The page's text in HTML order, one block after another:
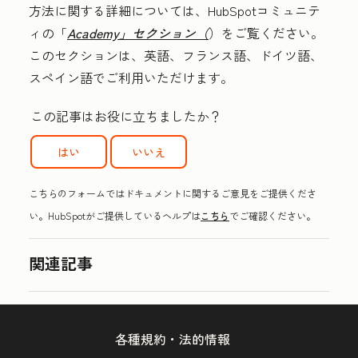
方法に関する詳細については、HubSpotコミュニテ
ィの「Academy」セクション（）をご覧ください。
このセクションは、英語、フランス語、ドイツ語、
スペイン語でご利用いただけます。
この記事はお役に立ちましたか？
はい いいえ
こちらのフォームではドキュメントに関するご意見をご提供くださ
い。HubSpotがご提供しているヘルプはこちらでご確認ください。
関連記事
各種規約・法的情報